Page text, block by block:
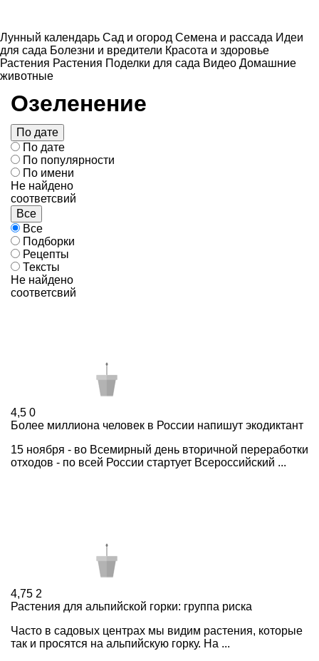
Лунный календарь Сад и огород Семена и рассада Идеи
для сада Болезни и вредители Красота и здоровье
Растения Растения Поделки для сада Видео Домашние
животные
Озеленение
По дате
По дате
По популярности
По имени
Не найдено
соответсвий
Все
Все
Подборки
Рецепты
Тексты
Не найдено
соответсвий
4,5 0
Более миллиона человек в России напишут экодиктант
15 ноября - во Всемирный день вторичной переработки
отходов - по всей России стартует Всероссийский ...
4,75 2
Растения для альпийской горки: группа риска
Часто в садовых центрах мы видим растения, которые
так и просятся на альпийскую горку. На ...